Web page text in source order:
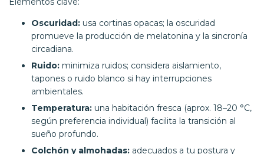
Oscuridad: usa cortinas opacas; la oscuridad
promueve la producción de melatonina y la sincronía
circadiana.
Ruido: minimiza ruidos; considera aislamiento,
tapones o ruido blanco si hay interrupciones
ambientales.
Temperatura: una habitación fresca (aprox. 18–20 °C,
según preferencia individual) facilita la transición al
sueño profundo.
Colchón y almohadas: adecuados a tu postura y